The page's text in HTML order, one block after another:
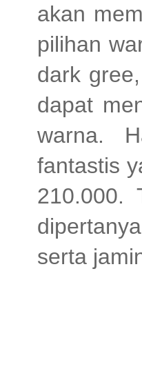
akan
pilihan
dark
dapat
warna.
fantastis
210.000.
serta